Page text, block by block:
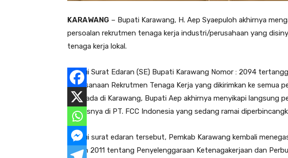
KARAWANG – Bupati Karawang, H. Aep Syaepuloh akhirnya
persoalan rekrutmen tenaga kerja industri/perusahaan yang
tenaga kerja lokal.
Melalui Surat Edaran (SE) Bupati Karawang Nomor : 2094
Pelaksanaan Rekrutmen Tenaga Kerja yang dikirimkan ke semua
yang ada di Karawang, Bupati Aep akhirnya menyikapi langsung
khususnya di PT. FCC Indonesia yang sedang ramai
Melalui surat edaran tersebut, Pemkab Karawang kembali
Tahun 2011 tentang Penyelenggaraan Ketenagakerjaan dan